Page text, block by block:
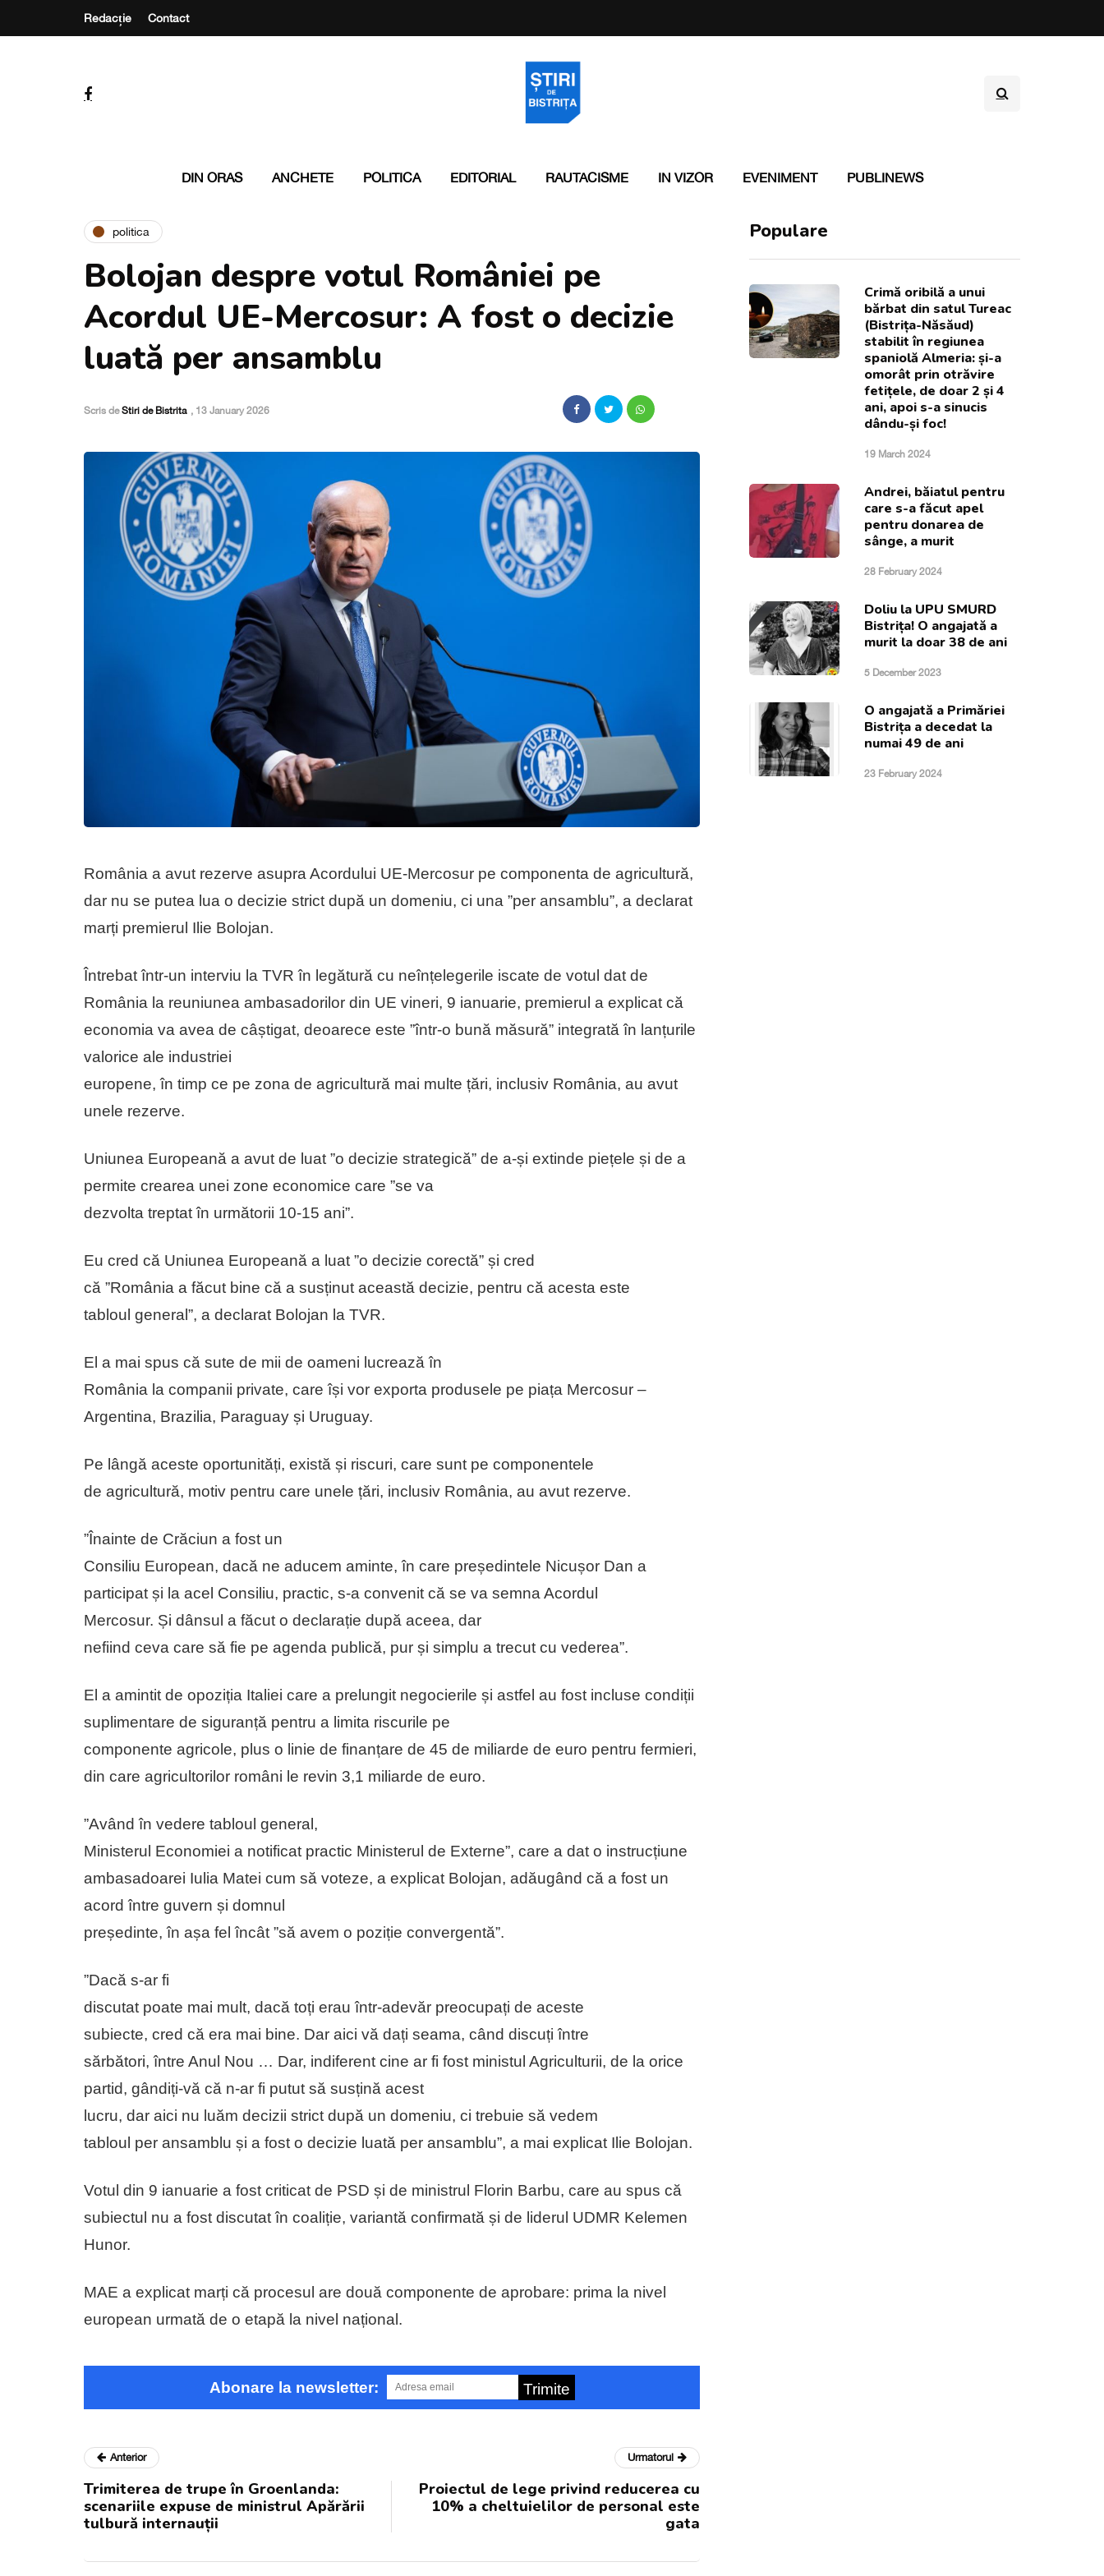
Redacție Contact
DIN ORAS ANCHETE POLITICA EDITORIAL RAUTACISME IN VIZOR EVENIMENT PUBLINEWS
politica
Bolojan despre votul României pe
Acordul UE-Mercosur: A fost o decizie
luată per ansamblu
Scris deStiri de Bistrita , 13 January 2026
România a avut rezerve asupra Acordului UE-Mercosur pe componenta de agricultură,
dar nu se putea lua o decizie strict după un domeniu, ci una ”per ansamblu”, a declarat
marți premierul Ilie Bolojan.
Întrebat într-un interviu la TVR în legătură cu neînțelegerile iscate de votul dat de
România la reuniunea ambasadorilor din UE vineri, 9 ianuarie, premierul a explicat că
economia va avea de câștigat, deoarece este ”într-o bună măsură” integrată în lanțurile
valorice ale industriei
europene, în timp ce pe zona de agricultură mai multe țări, inclusiv România, au avut
unele rezerve.
Uniunea Europeană a avut de luat ”o decizie strategică” de a-și extinde piețele și de a
permite crearea unei zone economice care ”se va
dezvolta treptat în următorii 10-15 ani”.
Eu cred că Uniunea Europeană a luat ”o decizie corectă” și cred
că ”România a făcut bine că a susținut această decizie, pentru că acesta este
tabloul general”, a declarat Bolojan la TVR.
El a mai spus că sute de mii de oameni lucrează în
România la companii private, care își vor exporta produsele pe piața Mercosur –
Argentina, Brazilia, Paraguay și Uruguay.
Pe lângă aceste oportunități, există și riscuri, care sunt pe componentele
de agricultură, motiv pentru care unele țări, inclusiv România, au avut rezerve.
”Înainte de Crăciun a fost un
Consiliu European, dacă ne aducem aminte, în care președintele Nicușor Dan a
participat și la acel Consiliu, practic, s-a convenit că se va semna Acordul
Mercosur. Și dânsul a făcut o declarație după aceea, dar
nefiind ceva care să fie pe agenda publică, pur și simplu a trecut cu vederea”.
El a amintit de opoziția Italiei care a prelungit negocierile și astfel au fost incluse condiții
suplimentare de siguranță pentru a limita riscurile pe
componente agricole, plus o linie de finanțare de 45 de miliarde de euro pentru fermieri,
din care agricultorilor români le revin 3,1 miliarde de euro.
”Având în vedere tabloul general,
Ministerul Economiei a notificat practic Ministerul de Externe”, care a dat o instrucțiune
ambasadoarei Iulia Matei cum să voteze, a explicat Bolojan, adăugând că a fost un
acord între guvern și domnul
președinte, în așa fel încât ”să avem o poziție convergentă”.
”Dacă s-ar fi
discutat poate mai mult, dacă toți erau într-adevăr preocupați de aceste
subiecte, cred că era mai bine. Dar aici vă dați seama, când discuți între
sărbători, între Anul Nou … Dar, indiferent cine ar fi fost ministul Agriculturii, de la orice
partid, gândiți-vă că n-ar fi putut să susțină acest
lucru, dar aici nu luăm decizii strict după un domeniu, ci trebuie să vedem
tabloul per ansamblu și a fost o decizie luată per ansamblu”, a mai explicat Ilie Bolojan.
Votul din 9 ianuarie a fost criticat de PSD și de ministrul Florin Barbu, care au spus că
subiectul nu a fost discutat în coaliție, variantă confirmată și de liderul UDMR Kelemen
Hunor.
MAE a explicat marți că procesul are două componente de aprobare: prima la nivel
european urmată de o etapă la nivel național.
Abonare la newsletter: Trimite
Populare
Crimă oribilă a unui
bărbat din satul Tureac
(Bistrița-Năsăud)
stabilit în regiunea
spaniolă Almeria: și-a
omorât prin otrăvire
fetițele, de doar 2 și 4
ani, apoi s-a sinucis
dându-și foc!
19 March 2024
Andrei, băiatul pentru
care s-a făcut apel
pentru donarea de
sânge, a murit
28 February 2024
Doliu la UPU SMURD
Bistrița! O angajată a
murit la doar 38 de ani
5 December 2023
O angajată a Primăriei
Bistrița a decedat la
numai 49 de ani
23 February 2024
Anterior
Trimiterea de trupe în Groenlanda:
scenariile expuse de ministrul Apărării
tulbură internauții
Urmatorul
Proiectul de lege privind reducerea cu
10% a cheltuielilor de personal este
gata